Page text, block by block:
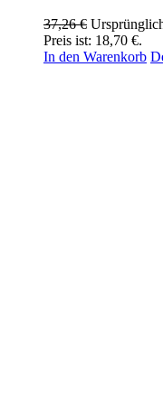
37,26€
Preis ist: 18,70 €.
In den Warenkorb